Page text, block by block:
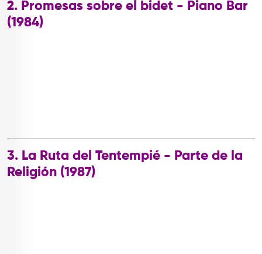
2. Promesas sobre el bidet - Piano Bar
(1984)
3. La Ruta del Tentempié - Parte de la
Religión (1987)